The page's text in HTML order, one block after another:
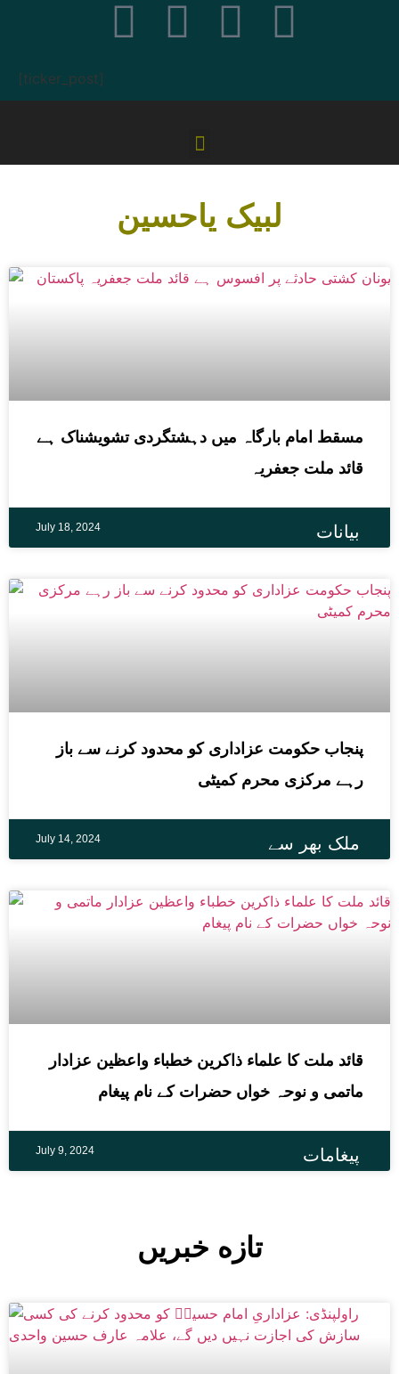
[ticker_post]
لبیک یاحسین
بیانات
مسقط امام بارگاہ میں دہشتگردی تشویشناک ہے
قائد ملت جعفریہ
July 18, 2024
ملک بھر سے
پنجاب حکومت عزاداری کو محدود کرنے سے باز
رہے مرکزی محرم کمیٹی
July 14, 2024
پیغامات
قائد ملت کا علماء ذاکرین خطباء واعظین عزادار
ماتمی و نوحہ خواں حضرات کے نام پیغام
July 9, 2024
تازه خبریں